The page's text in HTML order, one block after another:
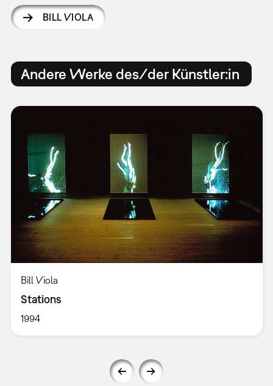
BILL VIOLA
Andere Werke des/der Künstler:in
Bill Viola
Stations
1994